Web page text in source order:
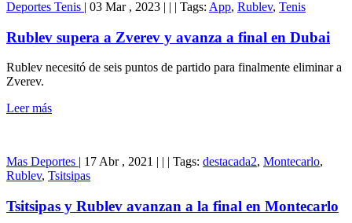
Deportes Tenis | 03 Mar , 2023 | | | Tags: App, Rublev, Tenis
Rublev supera a Zverev y avanza a final en Dubai
Rublev necesitó de seis puntos de partido para finalmente eliminar a
Zverev.
Leer más
Mas Deportes | 17 Abr , 2021 | | | Tags: destacada2, Montecarlo,
Rublev, Tsitsipas
Tsitsipas y Rublev avanzan a la final en Montecarlo